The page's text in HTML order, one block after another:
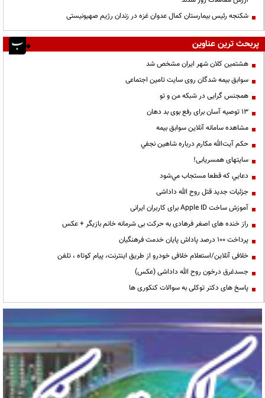
شکنجه رئیس بیمارستان کمال عدوان غزه در زندان رژیم صهیونیستی
پربحث ترین عناوین
هشتمین کلان شهر ایران مشخص شد
سوابق بیمه شدگان روی سایت تامین اجتماعی
همجنس گرایی در شبکه من و تو
13 توصیه آسان برای رفع بوی بد دهان
مشاهده سامانه آنلاين سوابق بیمه
حكم آيت‌الله مكارم درباره شاهين نجفي
سایتهای همسریابی!
دعايي كه قطعا مستجاب مي‌شود
جزئیات جدید قتل روح الله داداشی
آموزش ساخت Apple ID برای کاربران ایرانی
راز خنده های اصغر فرهادی به حرکت بی شرمانه خانم بازیگر + عکس
پرداخت ۱۰۰ درصد پاداش پایان خدمت فرهنگیان
خلافی آنلاین/استعلام خلافی خودرو از طریق اینترنت، پیام کوتاه ، تلفن
جسدغرق درخون روح الله داداشی (عکس)
پاسخ های دکتر توکلی به سوالات کنکوری ها